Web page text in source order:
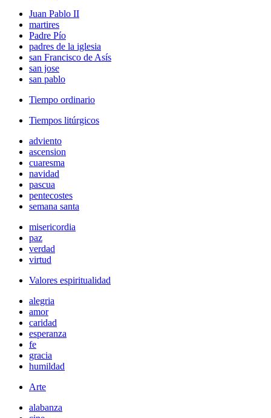
Juan Pablo II
martires
Padre Pío
padres de la iglesia
san Francisco de Asís
san jose
san pablo
Tiempo ordinario
Tiempos litúrgicos
adviento
ascension
cuaresma
navidad
pascua
pentecostes
semana santa
misericordia
paz
verdad
virtud
Valores espiritualidad
alegria
amor
caridad
esperanza
fe
gracia
humildad
Arte
alabanza